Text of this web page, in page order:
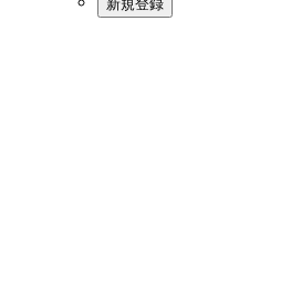
新規登録